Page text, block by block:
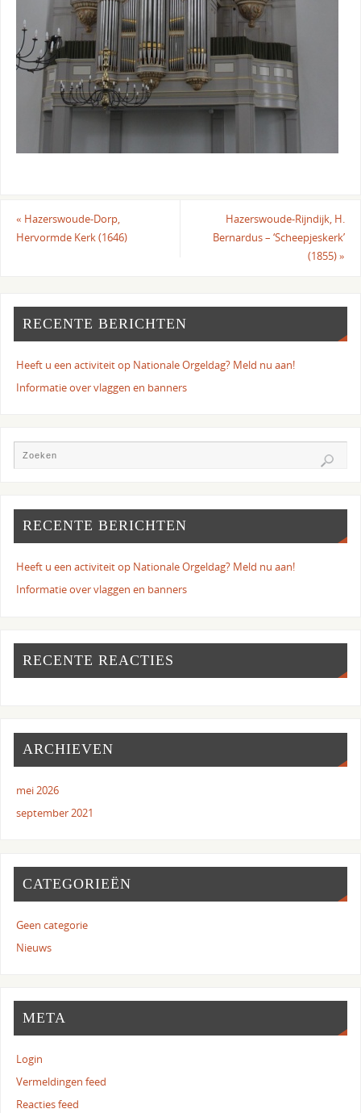
« Hazerswoude-Dorp,
Hervormde Kerk (1646)
Hazerswoude-Rijndijk, H.
Bernardus – ‘Scheepjeskerk’
(1855)»
RECENTE BERICHTEN
Heeft u een activiteit op Nationale Orgeldag? Meld nu aan!
Informatie over vlaggen en banners
RECENTE BERICHTEN
Heeft u een activiteit op Nationale Orgeldag? Meld nu aan!
Informatie over vlaggen en banners
RECENTE REACTIES
ARCHIEVEN
mei 2026
september 2021
CATEGORIEËN
Geen categorie
Nieuws
META
Login
Vermeldingen feed
Reacties feed